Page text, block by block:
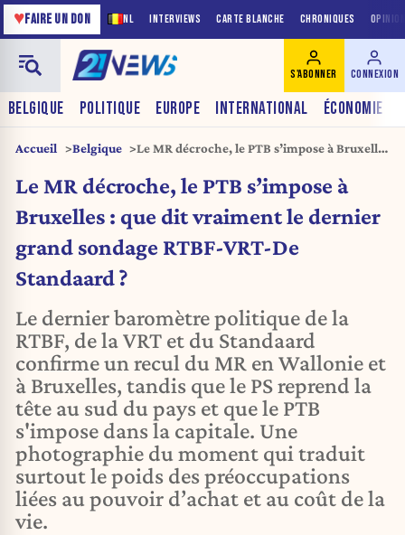
NL INTERVIEWS CARTE BLANCHE CHRONIQUES
♥FAIRE UN DON
BELGIQUE POLITIQUE EUROPE INTERNATIONAL ÉCONOMIE
S'ABONNER CONNEXION
Accueil Belgique
Le MR décroche, le PTB s’impose à Bruxelles
RTBF-VRT-De Standaard ?
Le MR décroche, le PTB s’impose à
Bruxelles : que dit vraiment le dernier
grand sondage RTBF-VRT-De
Standaard ?
Le dernier baromètre politique de la
RTBF, de la VRT et du Standaard
confirme un recul du MR en Wallonie et
à Bruxelles, tandis que le PS reprend la
tête au sud du pays et que le PTB
s'impose dans la capitale. Une
photographie du moment qui traduit
surtout le poids des préoccupations
liées au pouvoir d’achat et au coût de la
vie.